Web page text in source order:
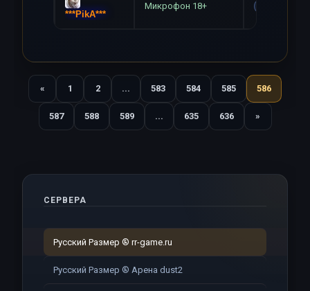
СЕРВЕРА
Русский Размер ® rr-game.ru
Русский Размер ® Арена dust2
***PikA***
Микрофон 18+
«Назад1 2 ... 583 584 585 586
587 588 589 ... 635 636 »Вперед